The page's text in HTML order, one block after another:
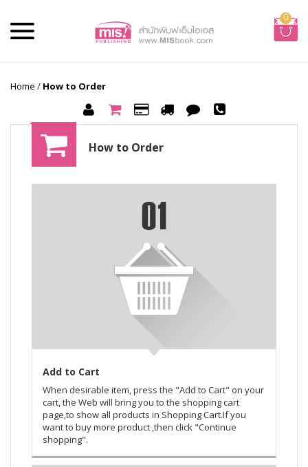
0
Home / How to Order
How to Order
Add to Cart
When desirable item, press the "Add to Cart" on your
cart, the Web will bring you to the shopping cart
page,to show all products in Shopping Cart.If you
want to buy more product ,then click "Continue
shopping".